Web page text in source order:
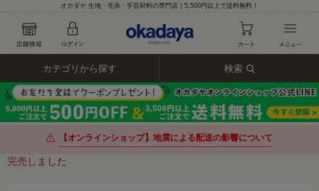
オカダヤ 生地・毛糸・手芸材料の専門店｜5,500円以上で送料無料！
カテゴリから探す 検索
【オンラインショップ】地震による配送の影響について
完売しました